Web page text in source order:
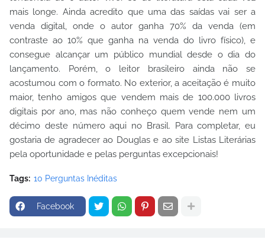
mais longe. Ainda acredito que uma das saídas vai ser a
venda digital, onde o autor ganha 70% da venda (em
contraste ao 10% que ganha na venda do livro físico), e
consegue alcançar um público mundial desde o dia do
lançamento. Porém, o leitor brasileiro ainda não se
acostumou com o formato. No exterior, a aceitação é muito
maior, tenho amigos que vendem mais de 100.000 livros
digitais por ano, mas não conheço quem vende nem um
décimo deste número aqui no Brasil. Para completar, eu
gostaria de agradecer ao Douglas e ao site Listas Literárias
pela oportunidade e pelas perguntas excepcionais!
Tags: 10 Perguntas Inéditas
Facebook